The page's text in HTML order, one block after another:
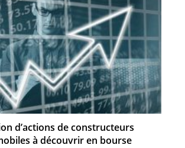
d’actions de constructeurs
à découvrir en bourse